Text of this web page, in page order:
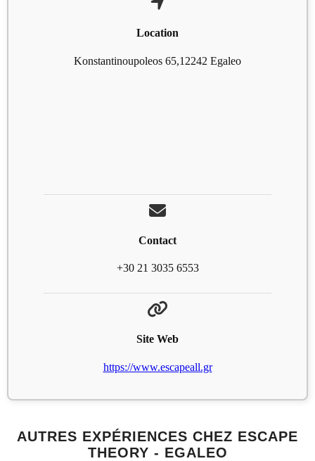
Location
Konstantinoupoleos 65,12242 Egaleo
Contact
+30 21 3035 6553
Site Web
https://www.escapeall.gr
AUTRES EXPÉRIENCES CHEZ ESCAPE
THEORY - EGALEO